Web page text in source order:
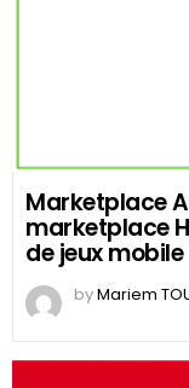
Marketplace
marketplace
de jeux mobile
byMariem